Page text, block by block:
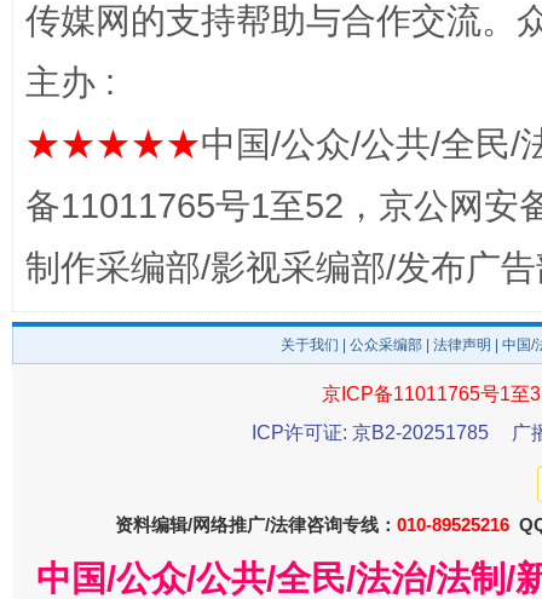
东山县通报“牛蛙产品抗生素超标问题” 法
传媒网的支持帮助与合作交流。
主办 :
★★★★★中国/公众/公共/全民/
备11011765号1至52，京公网安
制作采编部/影视采编部/发布广
关于我们 公众采编部 法律声明 | 中国
京ICP备11011765号1至
ICP许可证: 京B2-20251785
广
资料编辑/网络推广/法律咨询专线： 010-89525216
中国/公众/公共/全民/法治/法制/